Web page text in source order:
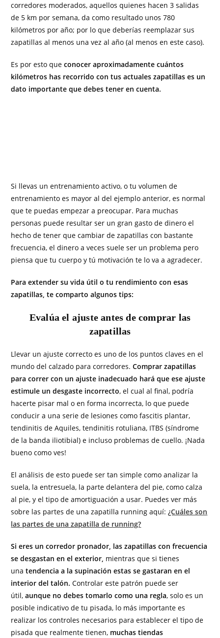
corredores moderados, aquellos quienes hacen 3 salidas
de 5 km por semana, da como resultado unos 780
kilómetros por año; por lo que deberías reemplazar sus
zapatillas al menos una vez al año (al menos en este caso).
Es por esto queconocer aproximadamente cuántos
kilómetros has recorrido con tus actuales zapatillas es un
dato importante que debes tener en cuenta.
Si llevas un entrenamiento activo, o tu volumen de
entrenamiento es mayor al del ejemplo anterior, es normal
que te puedas empezar a preocupar. Para muchas
personas puede resultar ser un gran gasto de dinero el
hecho de tener que cambiar de zapatillas con bastante
frecuencia, el dinero a veces suele ser un problema pero
piensa que tu cuerpo y tú motivación te lo va a agradecer.
Para extender su vida útil o tu rendimiento con esas
zapatillas, te comparto algunos tips:
Evalúa el ajuste antes de comprar las
zapatillas
Llevar un ajuste correcto es uno de los puntos claves en el
mundo del calzado para corredores.Comprar zapatillas
para correr con un ajuste inadecuado hará que ese ajuste
estimule un desgaste incorrecto, el cual al final, podría
hacerte pisar mal o en forma incorrecta, lo que puede
conducir a una serie de lesiones como fascitis plantar,
tendinitis de Aquiles, tendinitis rotuliana, ITBS (síndrome
de la banda iliotibial) e incluso problemas de cuello. ¡Nada
bueno como ves!
El análisis de esto puede ser tan simple como analizar la
suela, la entresuela, la parte delantera del pie, como calza
al pie, y el tipo de amortiguación a usar. Puedes ver más
sobre las partes de una zapatilla running aquí:¿Cuáles son
las partes de una zapatilla de running?
Si eres un corredor pronador, las zapatillas con frecuencia
se desgastan en el exterior, mientras que si tienes
unatendencia a la supinación estas se gastaran en el
interior del talón. Controlar este patrón puede ser
útil,aunque no debes tomarlo como una regla, solo es un
posible indicativo de tu pisada, lo más importante es
realizar los controles necesarios para establecer el tipo de
pisada que realmente tienen, muchas tiendas